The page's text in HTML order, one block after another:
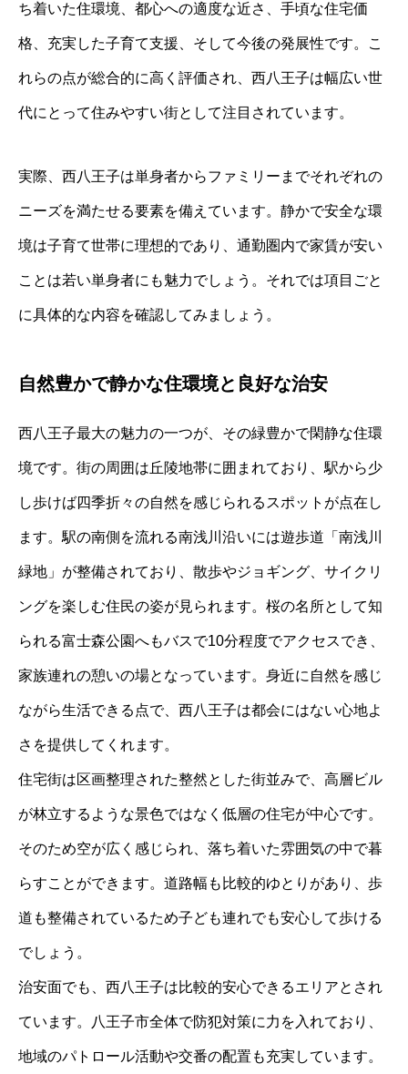
ち着いた住環境、都心への適度な近さ、手頃な住宅価
格、充実した子育て支援、そして今後の発展性です。こ
れらの点が総合的に高く評価され、西八王子は幅広い世
代にとって住みやすい街として注目されています。
実際、西八王子は単身者からファミリーまでそれぞれの
ニーズを満たせる要素を備えています。静かで安全な環
境は子育て世帯に理想的であり、通勤圏内で家賃が安い
ことは若い単身者にも魅力でしょう。それでは項目ごと
に具体的な内容を確認してみましょう。
自然豊かで静かな住環境と良好な治安
西八王子最大の魅力の一つが、その緑豊かで閑静な住環
境です。街の周囲は丘陵地帯に囲まれており、駅から少
し歩けば四季折々の自然を感じられるスポットが点在し
ます。駅の南側を流れる南浅川沿いには遊歩道「南浅川
緑地」が整備されており、散歩やジョギング、サイクリ
ングを楽しむ住民の姿が見られます。桜の名所として知
られる富士森公園へもバスで10分程度でアクセスでき、
家族連れの憩いの場となっています。身近に自然を感じ
ながら生活できる点で、西八王子は都会にはない心地よ
さを提供してくれます。
住宅街は区画整理された整然とした街並みで、高層ビル
が林立するような景色ではなく低層の住宅が中心です。
そのため空が広く感じられ、落ち着いた雰囲気の中で暮
らすことができます。道路幅も比較的ゆとりがあり、歩
道も整備されているため子ども連れでも安心して歩ける
でしょう。
治安面でも、西八王子は比較的安心できるエリアとされ
ています。八王子市全体で防犯対策に力を入れており、
地域のパトロール活動や交番の配置も充実しています。